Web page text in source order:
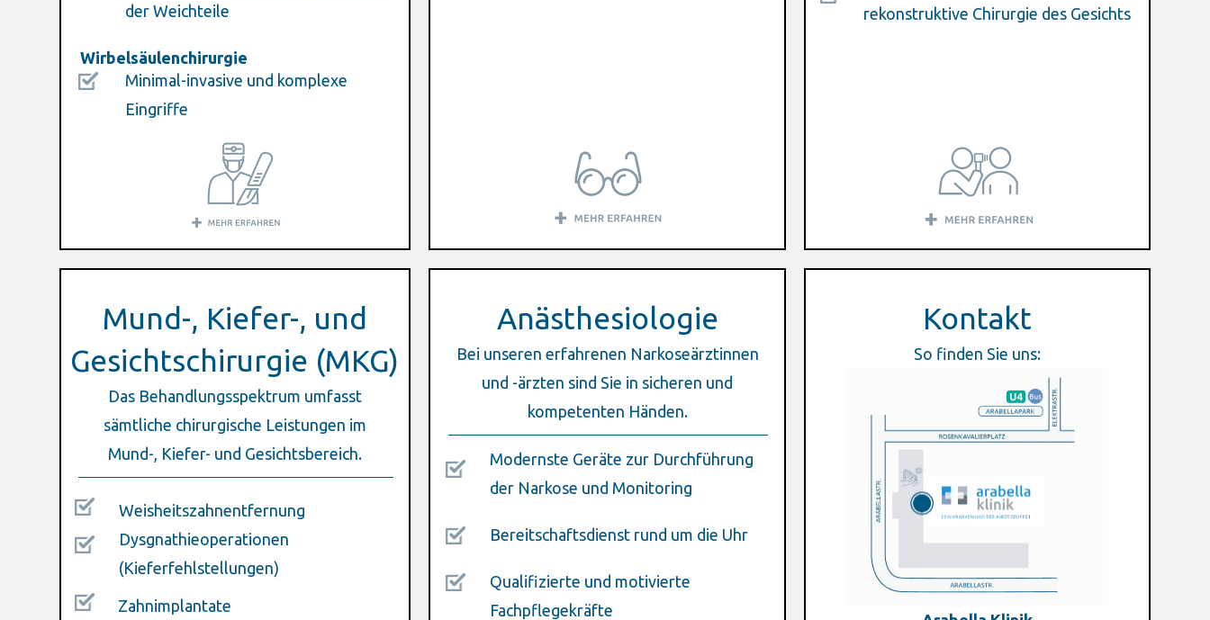
der Weichteile
Wirbelsäulenchirurgie
Minimal-invasive und komplexe
Eingriffe
rekonstruktive Chirurgie des Gesichts
Mund-, Kiefer-, und
Gesichtschirurgie (MKG)
Das Behandlungsspektrum umfasst
sämtliche chirurgische Leistungen im
Mund-, Kiefer- und Gesichtsbereich.
Weisheitszahnentfernung
Dysgnathieoperationen
(Kieferfehlstellungen)
Zahnimplantate
Anästhesiologie
Bei unseren erfahrenen Narkoseärztinnen
und -ärzten sind Sie in sicheren und
kompetenten Händen.
Modernste Geräte zur Durchführung
der Narkose und Monitoring
Bereitschaftsdienst rund um die Uhr
Qualifizierte und motivierte
Fachpflegekräfte
Kontakt
So finden Sie uns: